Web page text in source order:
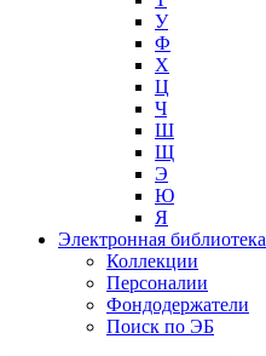
У
Ф
Х
Ц
Ч
Ш
Щ
Э
Ю
Я
Электронная библиотека
Коллекции
Персоналии
Фондодержатели
Поиск по ЭБ